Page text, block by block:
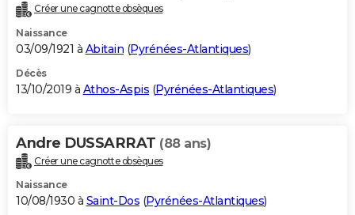
Créer une cagnotte obsèques
Naissance
03/09/1921 à Abitain (Pyrénées-Atlantiques)
Décès
13/10/2019 à Athos-Aspis (Pyrénées-Atlantiques)
Andre DUSSARRAT (88 ans)
Créer une cagnotte obsèques
Naissance
10/08/1930 à Saint-Dos (Pyrénées-Atlantiques)